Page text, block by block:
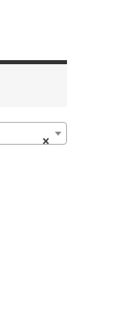
×